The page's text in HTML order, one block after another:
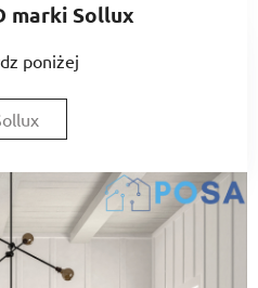
marki Sollux
poniżej